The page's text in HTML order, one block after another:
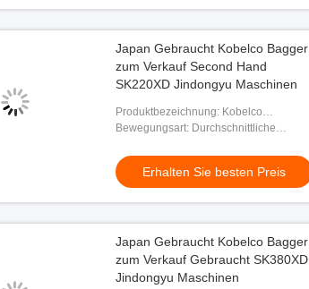
Japan Gebraucht Kobelco Bagger
zum Verkauf Second Hand
SK220XD Jindongyu Maschinen
Produktbezeichnung: Kobelco
SK220XD Bagger
Bewegungsart: Durchschnittliche
Erhalten Sie besten Preis
Japan Gebraucht Kobelco Bagger
zum Verkauf Gebraucht SK380XD
Jindongyu Maschinen